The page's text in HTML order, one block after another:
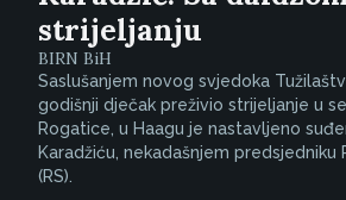
strijeljanju
BIRN BiH
Saslušanjem novog svjedoka
godišnji dječak preživio strijeljanje u
Rogatice, u Haagu je nastavljeno
Karadžiću, nekadašnjem predsjedniku
(RS).